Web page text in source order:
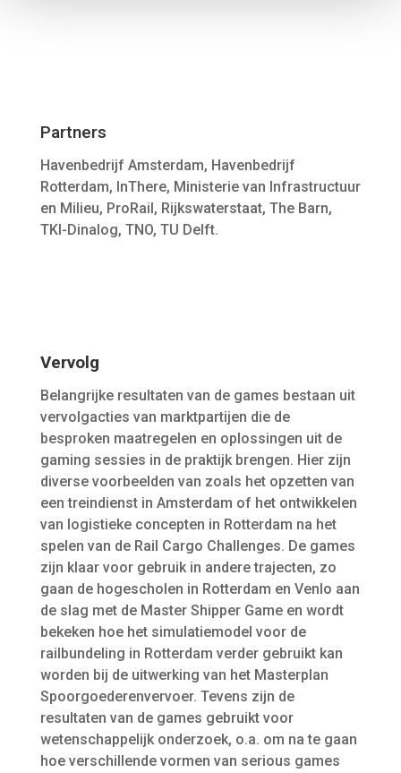
Partners
Havenbedrijf Amsterdam, Havenbedrijf
Rotterdam, InThere, Ministerie van Infrastructuur
en Milieu, ProRail, Rijkswaterstaat, The Barn,
TKI-Dinalog, TNO, TU Delft.
Vervolg
Belangrijke resultaten van de games bestaan uit
vervolgacties van marktpartijen die de
besproken maatregelen en oplossingen uit de
gaming sessies in de praktijk brengen. Hier zijn
diverse voorbeelden van zoals het opzetten van
een treindienst in Amsterdam of het ontwikkelen
van logistieke concepten in Rotterdam na het
spelen van de Rail Cargo Challenges. De games
zijn klaar voor gebruik in andere trajecten, zo
gaan de hogescholen in Rotterdam en Venlo aan
de slag met de Master Shipper Game en wordt
bekeken hoe het simulatiemodel voor de
railbundeling in Rotterdam verder gebruikt kan
worden bij de uitwerking van het Masterplan
Spoorgoederenvervoer. Tevens zijn de
resultaten van de games gebruikt voor
wetenschappelijk onderzoek, o.a. om na te gaan
hoe verschillende vormen van serious games